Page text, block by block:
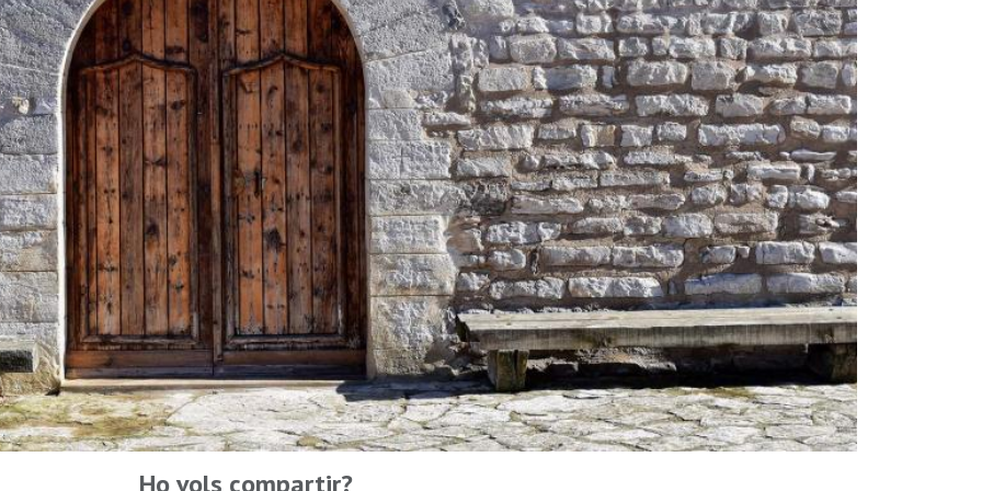
Ho vols compartir?